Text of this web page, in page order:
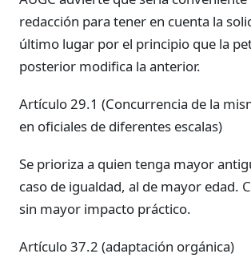
redacción para tener en cuenta la
último lugar por el principio que la
posterior modifica la anterior.
Artículo 29.1 (Concurrencia de la
en oficiales de diferentes escalas)
Se prioriza a quien tenga mayor
caso de igualdad, al de mayor edad.
sin mayor impacto práctico.
Artículo 37.2 (adaptación orgánica)